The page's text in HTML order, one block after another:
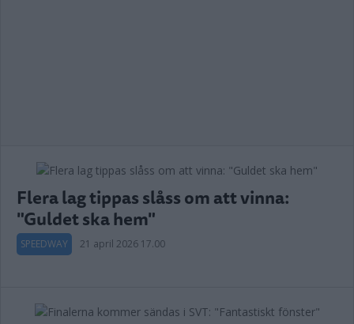
Flera lag tippas slåss om att vinna:
"Guldet ska hem"
SPEEDWAY 21 april 2026 17.00